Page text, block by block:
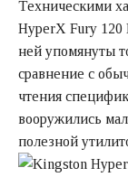
Техническими
HyperX Fury 120
ней упомянуты
сравнение с
чтения
вооружились
полезной